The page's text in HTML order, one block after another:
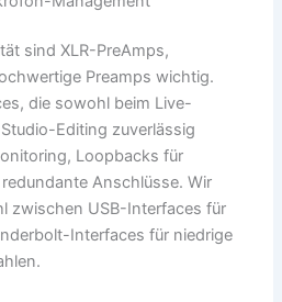
sind XLR-PreAmps,
Preamps wichtig.
die sowohl beim Live-
Editing zuverlässig
Loopbacks für
Anschlüsse. Wir
zwischen USB-Interfaces für
Interfaces für niedrige